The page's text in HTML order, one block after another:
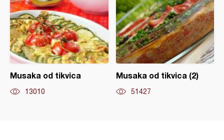
Musaka od tikvica
13010
Musaka od tikvica (2)
51427